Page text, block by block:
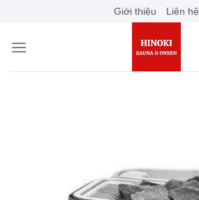
content
Giới thiệu Liên hệ